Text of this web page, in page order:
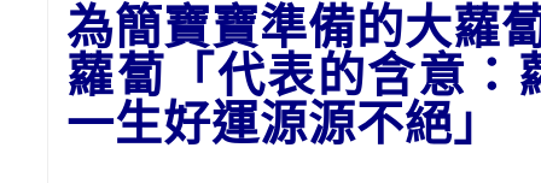
為簡寶寶準備的大蘿
蘿蔔「代表的含意：
一生好運源源不絕」